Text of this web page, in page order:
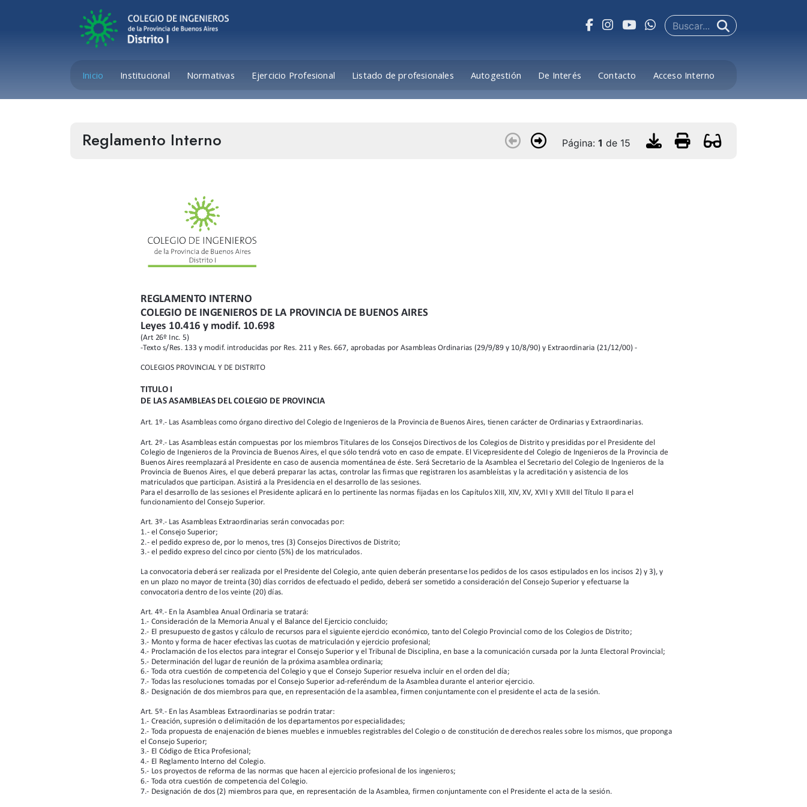
Inicio Institucional Normativas Ejercicio Profesional Listado de profesionales Autogestión De Interés Contacto Acceso Interno
Reglamento Interno Página: 1 de 15